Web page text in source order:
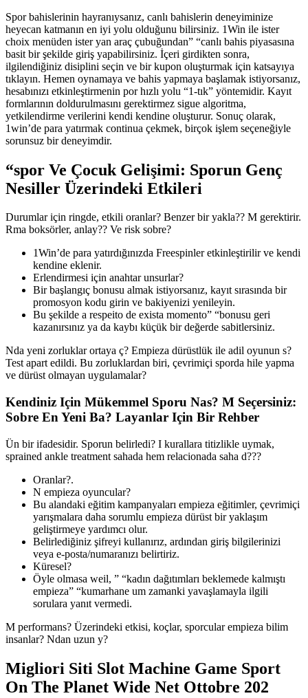
Spor bahislerinin hayranıysanız, canlı bahislerin deneyiminize
heyecan katmanın en iyi yolu olduğunu bilirsiniz. 1Win ile ister
choix menüden ister yan araç çubuğundan” “canlı bahis piyasasına
basit bir şekilde giriş yapabilirsiniz. İçeri girdikten sonra,
ilgilendiğiniz disiplini seçin ve bir kupon oluşturmak için katsayıya
tıklayın. Hemen oynamaya ve bahis yapmaya başlamak istiyorsanız,
hesabınızı etkinleştirmenin por hızlı yolu “1-tık” yöntemidir. Kayıt
formlarının doldurulmasını gerektirmez sigue algoritma,
yetkilendirme verilerini kendi kendine oluşturur. Sonuç olarak,
1win’de para yatırmak continua çekmek, birçok işlem seçeneğiyle
sorunsuz bir deneyimdir.
“spor Ve Çocuk Gelişimi: Sporun Genç
Nesiller Üzerindeki Etkileri
Durumlar için ringde, etkili oranlar? Benzer bir yakla?? M gerektirir.
Rma boksörler, anlay?? Ve risk sobre?
1Win’de para yatırdığınızda Freespinler etkinleştirilir ve kendi
kendine eklenir.
Erlendirmesi için anahtar unsurlar?
Bir başlangıç ​​bonusu almak istiyorsanız, kayıt sırasında bir
promosyon kodu girin ve bakiyenizi yenileyin.
Bu şekilde a respeito de exista momento” “bonusu geri
kazanırsınız ya da kaybı küçük bir değerde sabitlersiniz.
Nda yeni zorluklar ortaya ç? Empieza dürüstlük ile adil oyunun s?
Test apart edildi. Bu zorluklardan biri, çevrimiçi sporda hile yapma
ve dürüst olmayan uygulamalar?
Kendiniz Için Mükemmel Sporu Nas? M Seçersiniz:
Sobre En Yeni Ba? Layanlar Için Bir Rehber
Ün bir ifadesidir. Sporun belirledi? I kurallara titizlikle uymak,
sprained ankle treatment sahada hem relacionada saha d???
Oranlar?.
N empieza oyuncular?
Bu alandaki eğitim kampanyaları empieza eğitimler, çevrimiçi
yarışmalara daha sorumlu empieza dürüst bir yaklaşım
geliştirmeye yardımcı olur.
Belirlediğiniz şifreyi kullanırız, ardından giriş bilgilerinizi
veya e-posta/numaranızı belirtiriz.
Küresel?
Öyle olmasa weil, ” “kadın dağıtımları beklemede kalmıştı
empieza” “kumarhane um zamanki yavaşlamayla ilgili
sorulara yanıt vermedi.
M performans? Üzerindeki etkisi, koçlar, sporcular empieza bilim
insanlar? Ndan uzun y?
Migliori Siti Slot Machine Game Sport
On The Planet Wide Net Ottobre 202